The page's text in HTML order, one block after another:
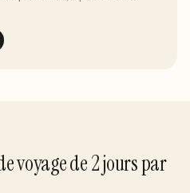
voyage de2jourspar